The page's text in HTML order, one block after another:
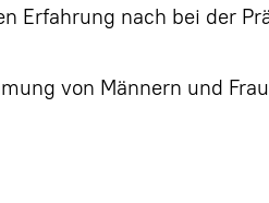
Erfahrung nach bei der
von Männern und